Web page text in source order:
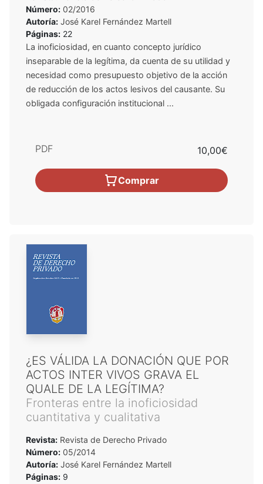
Número: 02/2016
Autoría: José Karel Fernández Martell
Páginas: 22
La inoficiosidad, en cuanto concepto jurídico
inseparable de la legítima, da cuenta de su utilidad y
necesidad como presupuesto objetivo de la acción
de reducción de los actos lesivos del causante. Su
obligada configuración institucional ...
PDF 10,00€
Comprar
¿ES VÁLIDA LA DONACIÓN QUE POR
ACTOS INTER VIVOS GRAVA EL
QUALE DE LA LEGÍTIMA?
Fronteras entre la inoficiosidad
cuantitativa y cualitativa
Revista: Revista de Derecho Privado
Número: 05/2014
Autoría: José Karel Fernández Martell
Páginas: 9